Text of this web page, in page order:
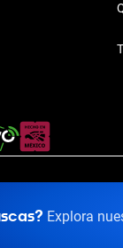
Explora
Lerma de